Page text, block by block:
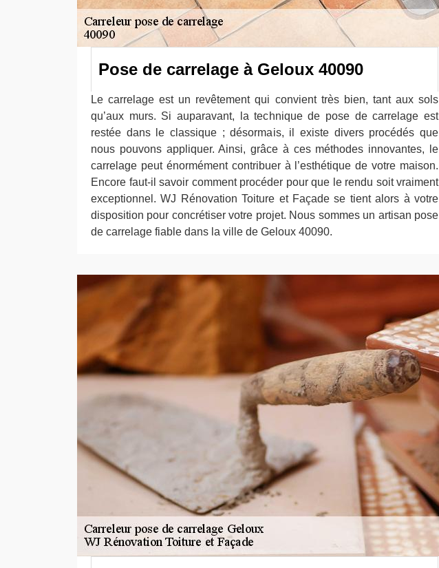
Pose de carrelage à Geloux 40090
Le carrelage est un revêtement qui convient très bien, tant aux sols
qu’aux murs. Si auparavant, la technique de pose de carrelage est
restée dans le classique ; désormais, il existe divers procédés que
nous pouvons appliquer. Ainsi, grâce à ces méthodes innovantes, le
carrelage peut énormément contribuer à l’esthétique de votre maison.
Encore faut-il savoir comment procéder pour que le rendu soit vraiment
exceptionnel. WJ Rénovation Toiture et Façade se tient alors à votre
disposition pour concrétiser votre projet. Nous sommes un artisan pose
de carrelage fiable dans la ville de Geloux 40090.